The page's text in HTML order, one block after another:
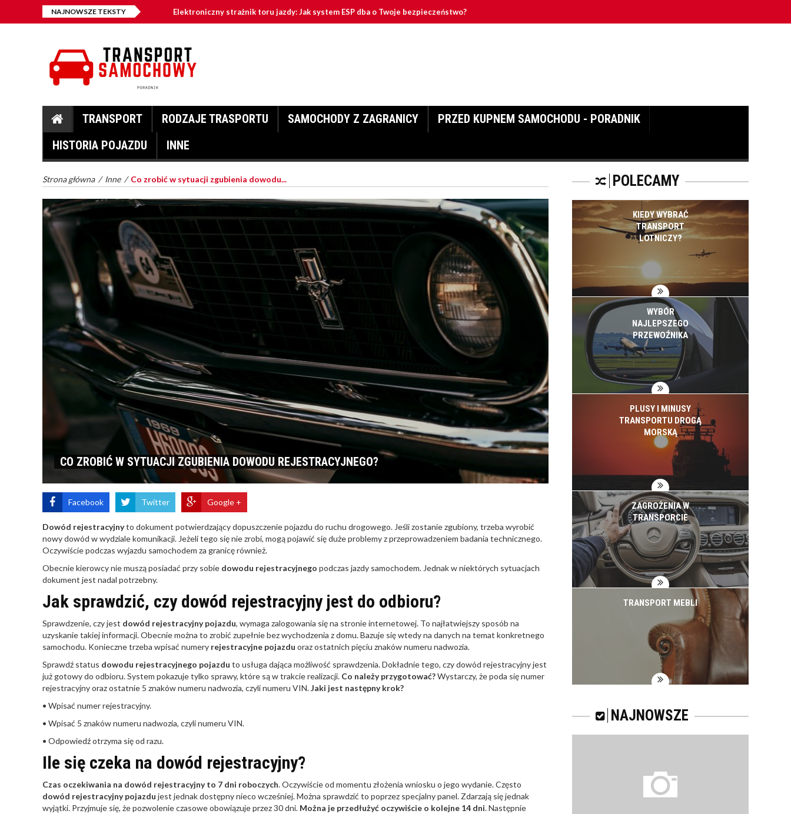
NAJNOWSZE TEKSTY Elektroniczny strażnik toru jazdy: Jak system ESP dba o Twoje bezpieczeństwo?
Umowa kupna-sprzedaży samochodu: Jak przygotować ją poprawnie?
TRANSPORT RODZAJE TRASPORTU SAMOCHODY Z ZAGRANICY
PRZED KUPNEM SAMOCHODU - PORADNIK
HISTORIA POJAZDU
INNE
Strona główna / Inne / Co zrobić w sytuacji zgubienia dowodu...
CO ZROBIĆ W SYTUACJI ZGUBIENIA DOWODU REJESTRACYJNEGO?
Facebook Twitter Google +
​Dowód rejestracyjnyto dokument potwierdzający dopuszczenie pojazdu do ruchu drogowego. Jeśli zostanie zgubiony, trzeba wyrobić
nowy dowód w wydziale komunikacji. Jeżeli tego się nie zrobi, mogą pojawić się duże problemy z przeprowadzeniem badania technicznego.
Oczywiście podczas wyjazdu samochodem za granicę również.
Obecnie kierowcy nie muszą posiadać przy sobie dowodu rejestracyjnego podczas jazdy samochodem. Jednak w niektórych sytuacjach
dokument jest nadal potrzebny.
Jak sprawdzić, czy dowód rejestracyjny jest do odbioru?
Sprawdzenie, czy jest dowód rejestracyjny pojazdu, wymaga zalogowania się na stronie internetowej. To najłatwiejszy sposób na
uzyskanie takiej informacji. Obecnie można to zrobić zupełnie bez wychodzenia z domu. Bazuje się wtedy na danych na temat konkretnego
samochodu. Konieczne trzeba wpisać numery rejestracyjne pojazdu oraz ostatnich pięciu znaków numeru nadwozia.
Sprawdź status dowodu rejestracyjnego pojazdu to usługa dająca możliwość sprawdzenia. Dokładnie tego, czy dowód rejestracyjny jest
już gotowy do odbioru. System pokazuje tylko sprawy, które są w trakcie realizacji. Co należy przygotować?Wystarczy, że poda się numer
rejestracyjny oraz ostatnie 5 znaków numeru nadwozia, czyli numeru VIN.Jaki jest następny krok?
• Wpisać numer rejestracyjny.
• Wpisać 5 znaków numeru nadwozia, czyli numeru VIN.
• Odpowiedź otrzyma się od razu.
Ile się czeka na dowód rejestracyjny?
Czas oczekiwania na dowód rejestracyjny to 7 dni roboczych. Oczywiście od momentu złożenia wniosku o jego wydanie. Często
dowód rejestracyjny pojazdu jest jednak dostępny nieco wcześniej. Można sprawdzić to poprzez specjalny panel. Zdarzają się jednak
wyjątki. Przyjmuje się, że pozwolenie czasowe obowiązuje przez 30 dni. Można je przedłużyć oczywiście o kolejne 14 dni. Następnie
POLECAMY
KIEDY WYBRAĆ
TRANSPORT
LOTNICZY?
WYBÓR
NAJLEPSZEGO
PRZEWOŹNIKA
PLUSY I MINUSY
TRANSPORTU DROGĄ
MORSKĄ
ZAGROŻENIA W
TRANSPORCIE
TRANSPORT MEBLI
NAJNOWSZE